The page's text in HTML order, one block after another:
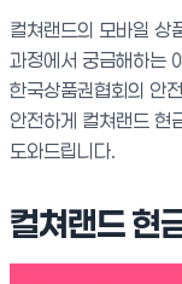
컬쳐랜드의 모바일 상
과정에서 궁금해하는
한국상품권협회의 안
안전하게 컬쳐랜드 현
도와드립니다.
컬쳐랜드 현